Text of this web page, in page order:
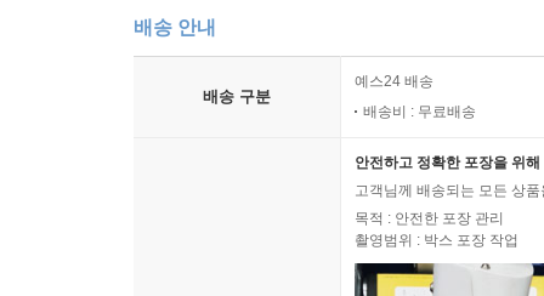
배송 안내
배송 구분
예스24 배송
배송비 : 무료배송
안전하고 정확한 포장을 위
고객님께 배송되는 모든 상
목적 : 안전한 포장 관리
촬영범위 : 박스 포장 작업